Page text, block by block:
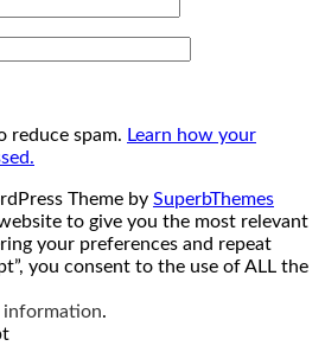
reduce spam. Learn how your
Theme by SuperbThemes
to give you the most relevant
your preferences and repeat
you consent to the use of ALL the
information.